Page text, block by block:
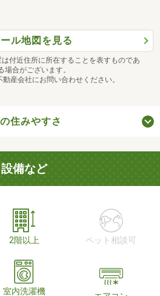
ル地図を見る
付近住所に所在することを表すものであ
合がございます。
産会社にお問い合わせください。
住みやすさ
設備など
2階以上 ペット相談可
室内洗濯機